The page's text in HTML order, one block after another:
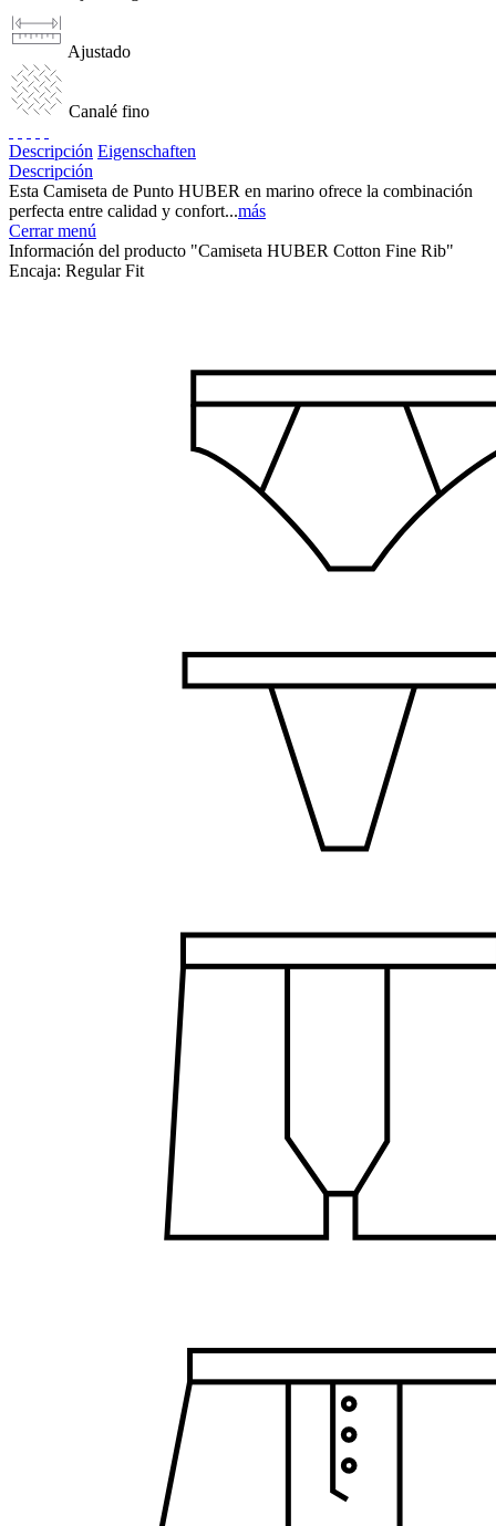
Ajustado
Canalé fino
Descripción Eigenschaften
Descripción
Esta Camiseta de Punto HUBER en marino ofrece la combinación
perfecta entre calidad y confort...más
Cerrar menú
Información del producto "Camiseta HUBER Cotton Fine Rib"
Encaja: Regular Fit